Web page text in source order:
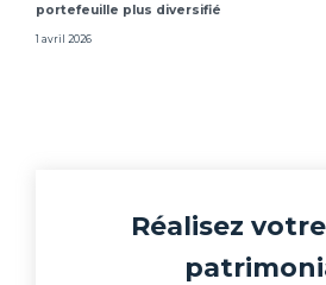
portefeuille plus diversifié
1 avril 2026
Réalisez